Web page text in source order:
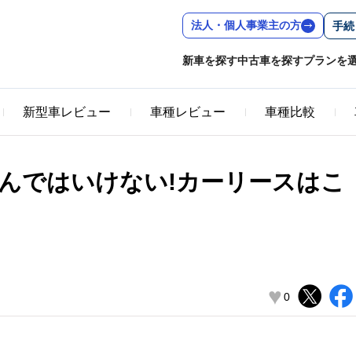
法人・個人事業主の方 手
新車を探す中古車を探すプランを
新型車レビュー 車種レビュー 車種比較
ではいけない!カーリースはこ
♥ 0